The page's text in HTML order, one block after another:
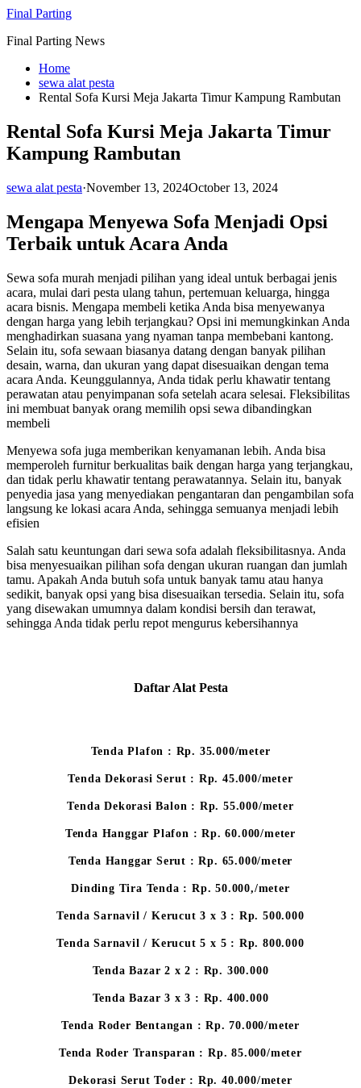
Skip
content
Final Parting
Final Parting News
Home
sewa alat pesta
Rental Sofa Kursi Meja Jakarta Timur Kampung Rambutan
Rental Sofa Kursi Meja Jakarta Timur
Kampung Rambutan
sewa alat pesta·November 13, 2024October 13, 2024
Mengapa Menyewa Sofa Menjadi Opsi
Terbaik untuk Acara Anda
Sewa sofa murah menjadi pilihan yang ideal untuk berbagai jenis
acara, mulai dari pesta ulang tahun, pertemuan keluarga, hingga
acara bisnis. Mengapa membeli ketika Anda bisa menyewanya
dengan harga yang lebih terjangkau? Opsi ini memungkinkan Anda
menghadirkan suasana yang nyaman tanpa membebani kantong.
Selain itu, sofa sewaan biasanya datang dengan banyak pilihan
desain, warna, dan ukuran yang dapat disesuaikan dengan tema
acara Anda. Keunggulannya, Anda tidak perlu khawatir tentang
perawatan atau penyimpanan sofa setelah acara selesai. Fleksibilitas
ini membuat banyak orang memilih opsi sewa dibandingkan
membeli
Menyewa sofa juga memberikan kenyamanan lebih. Anda bisa
memperoleh furnitur berkualitas baik dengan harga yang terjangkau,
dan tidak perlu khawatir tentang perawatannya. Selain itu, banyak
penyedia jasa yang menyediakan pengantaran dan pengambilan sofa
langsung ke lokasi acara Anda, sehingga semuanya menjadi lebih
efisien
Salah satu keuntungan dari sewa sofa adalah fleksibilitasnya. Anda
bisa menyesuaikan pilihan sofa dengan ukuran ruangan dan jumlah
tamu. Apakah Anda butuh sofa untuk banyak tamu atau hanya
sedikit, banyak opsi yang bisa disesuaikan tersedia. Selain itu, sofa
yang disewakan umumnya dalam kondisi bersih dan terawat,
sehingga Anda tidak perlu repot mengurus kebersihannya
Daftar Alat Pesta
Tenda Plafon : Rp. 35.000/meter
Tenda Dekorasi Serut : Rp. 45.000/meter
Tenda Dekorasi Balon : Rp. 55.000/meter
Tenda Hanggar Plafon : Rp. 60.000/meter
Tenda Hanggar Serut : Rp. 65.000/meter
Dinding Tira Tenda : Rp. 50.000,/meter
Tenda Sarnavil / Kerucut 3 x 3 : Rp. 500.000
Tenda Sarnavil / Kerucut 5 x 5 : Rp. 800.000
Tenda Bazar 2 x 2 : Rp. 300.000
Tenda Bazar 3 x 3 : Rp. 400.000
Tenda Roder Bentangan : Rp. 70.000/meter
Tenda Roder Transparan : Rp. 85.000/meter
Dekorasi Serut Toder : Rp. 40.000/meter